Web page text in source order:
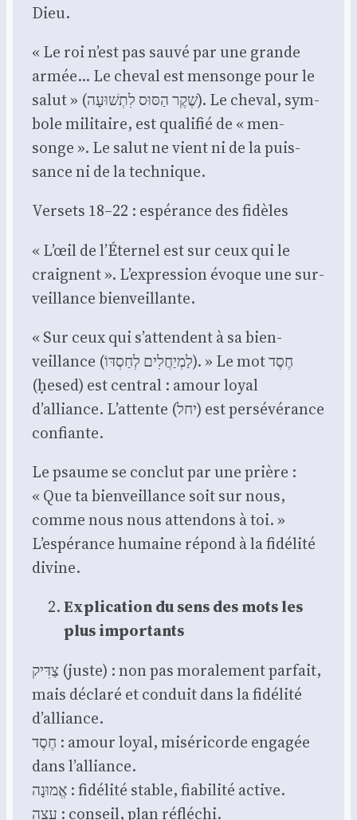
Dieu.
« Le roi n’est pas sau­vé par une grande
armée… Le che­val est men­songe pour le
salut » (שֶׁקֶר הַסּוּס לִתְשׁוּעָה). Le che­val, sym­
bole mili­taire, est qua­li­fié de « men­
songe ». Le salut ne vient ni de la puis­
sance ni de la tech­nique.
Ver­sets 18–22 : espé­rance des fidèles
« L’œil de l’Éternel est sur ceux qui le
craignent ». L’expression évoque une sur­
veillance bien­veillante.
« Sur ceux qui s’attendent à sa bien­
veillance (לַמְיַחֲלִים לְחַסְדּוֹ). » Le mot חֶסֶד
(ḥesed) est cen­tral : amour loyal
d’alliance. L’attente (יחל) est per­sé­vé­rance
confiante.
Le psaume se conclut par une prière :
« Que ta bien­veillance soit sur nous,
comme nous nous atten­dons à toi. »
L’espérance humaine répond à la fidé­li­té
divine.
Expli­ca­tion du sens des mots les
plus impor­tants
צַדִּיק (juste) : non pas mora­le­ment par­fait,
mais décla­ré et conduit dans la fidé­li­té
d’alliance.
חֶסֶד : amour loyal, misé­ri­corde enga­gée
dans l’alliance.
אֱמוּנָה : fidé­li­té stable, fia­bi­li­té active.
עֵצָה : conseil, plan réflé­chi.